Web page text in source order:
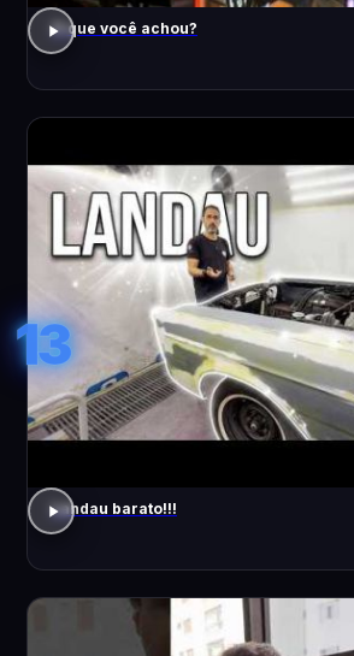
O que você achou?
13
Landau barato!!!